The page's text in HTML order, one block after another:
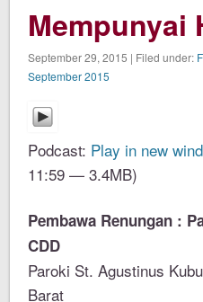
Mempunyai
September 29, 2015 | Filed under:
September 2015
Podcast: Play in new
11:59 — 3.4MB)
Pembawa Renungan :
CDD
Paroki St. Agustinus
Barat